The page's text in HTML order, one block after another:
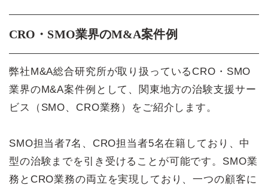
CRO・SMO業界のM&A案件例
弊社M&A総合研究所が取り扱っているCRO・SMO
業界のM&A案件例として、関東地方の治験支援サー
ビス（SMO、CRO業務）をご紹介します。
SMO担当者7名、CRO担当者5名在籍しており、中
型の治験までを引き受けることが可能です。SMO業
務とCRO業務の両立を実現しており、一つの顧客に